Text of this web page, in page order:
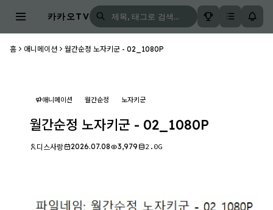
카카오TV
홈 애니메이션 월간순정 노자키군 - 02_1080P
애니메이션 월간순정 노자키군
월간순정 노자키군 - 02_1080P
디스사랑 2026.07.08 3,979 2.0G